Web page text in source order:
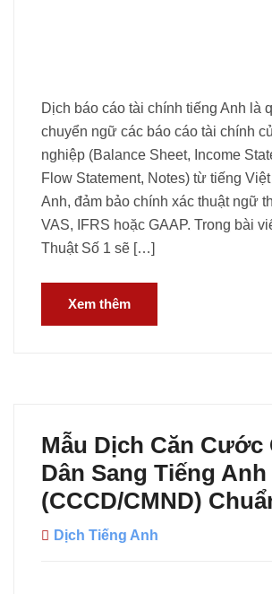
Dịch báo cáo tài chính tiếng Anh là
chuyển ngữ các báo cáo tài chính
nghiệp (Balance Sheet, Income
Flow Statement, Notes) từ tiếng
Anh, đảm bảo chính xác thuật ngữ
VAS, IFRS hoặc GAAP. Trong bài
Thuật Số 1 sẽ […]
Xem thêm
Mẫu Dịch Căn Cước
Dân Sang Tiếng Anh
(CCCD/CMND)
Dịch Tiếng Anh